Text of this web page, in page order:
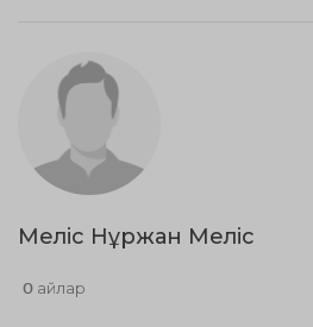
Меліс Нұржан Меліс
0 айлар